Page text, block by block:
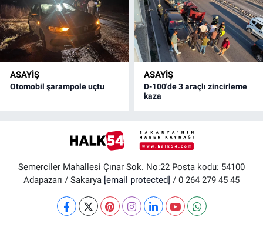
ASAYİŞ
Otomobil şarampole uçtu
ASAYİŞ
D-100'de 3 araçlı zincirleme
kaza
Semerciler Mahallesi Çınar Sok. No:22 Posta kodu: 54100
Adapazarı / Sakarya [email protected] / 0 264 279 45 45